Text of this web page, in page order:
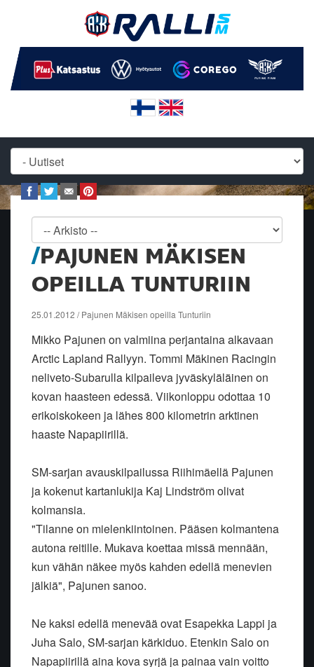
PAJUNEN MÄKISEN
OPEILLA TUNTURIIN
25.01.2012 / Pajunen Mäkisen opeilla Tunturiin
Mikko Pajunen on valmiina perjantaina alkavaan
Arctic Lapland Rallyyn. Tommi Mäkinen Racingin
neliveto-Subarulla kilpaileva jyväskyläläinen on
kovan haasteen edessä. Viikonloppu odottaa 10
erikoiskokeen ja lähes 800 kilometrin arktinen
haaste Napapiirillä.
SM-sarjan avauskilpailussa Riihimäellä Pajunen
ja kokenut kartanlukija Kaj Lindström olivat
kolmansia.
"Tilanne on mielenkiintoinen. Pääsen kolmantena
autona reitille. Mukava koettaa missä mennään,
kun vähän näkee myös kahden edellä menevien
jälkiä", Pajunen sanoo.
Ne kaksi edellä menevää ovat Esapekka Lappi ja
Juha Salo, SM-sarjan kärkiduo. Etenkin Salo on
Napapiirillä aina kova syrjä ja painaa vain voitto